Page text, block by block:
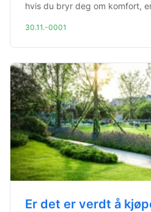
hvis du bryr deg om komfort,
30.11.-0001
Er det er verdt å